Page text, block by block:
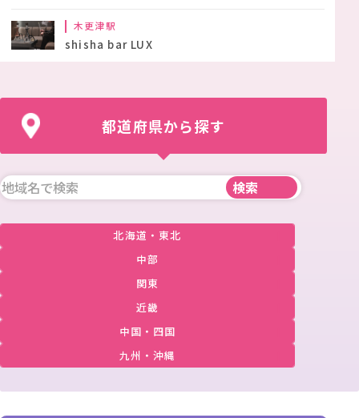
木更津駅
shisha bar LUX
都道府県から探す
北海道・東北
中部
関東
近畿
中国・四国
九州・沖縄